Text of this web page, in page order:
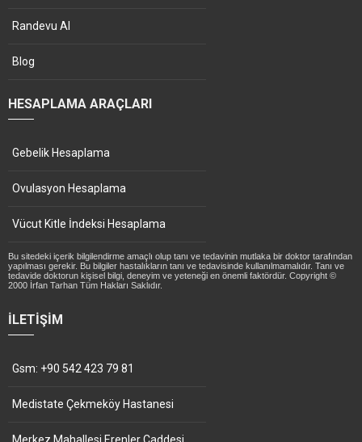
Randevu Al
Blog
HESAPLAMA ARAÇLARI
Gebelik Hesaplama
Ovulasyon Hesaplama
Vücut Kitle İndeksi Hesaplama
Bu sitedeki içerik bilgilendirme amaçlı olup tanı ve tedavinin mutlaka bir doktor tarafından
yapılması gerekir. Bu bilgiler hastalıkların tanı ve tedavisinde kullanılmamalıdır. Tanı ve
tedavide doktorun kişisel bilgi, deneyim ve yeteneği en önemli faktördür. Copyright ©
2000 İrfan Tarhan Tüm Hakları Saklıdır.
İLETIŞIM
Gsm: +90 542 423 79 81
Medistate Çekmeköy Hastanesi